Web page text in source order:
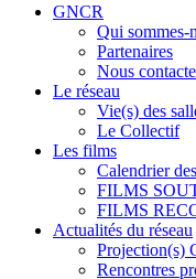
GNCR
Qui sommes-
Partenaires
Nous
Le réseau
Vie(s) des
Le Collectif
Les films
Calendrier
FILMS
FILMS
Actualités du réseau
Projection(s)
Rencontres